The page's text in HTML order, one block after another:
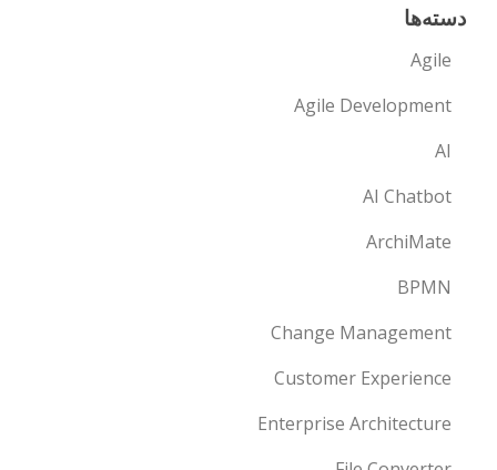
دسته‌ها
Agile
Agile Development
AI
AI Chatbot
ArchiMate
BPMN
Change Management
Customer Experience
Enterprise Architecture